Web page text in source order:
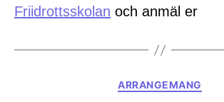
Friidrottsskolan och anmäl er
Kategorier
ARRANGEMANG